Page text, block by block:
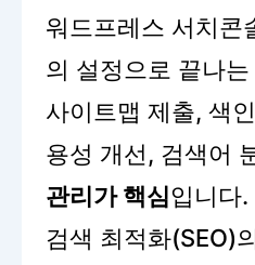
워드프레스 서치콘
의 설정으로 끝나
사이트맵 제출, 색
용성 개선, 검색어
관리가 핵심입니다.
검색 최적화(SEO)